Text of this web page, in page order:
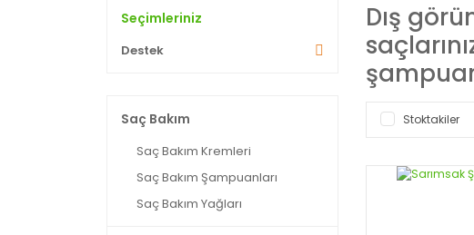
Seçimleriniz
Destek
Saç Bakım
Saç Bakım Kremleri
Saç Bakım Şampuanları
Saç Bakım Yağları
Dış
Stoktakiler